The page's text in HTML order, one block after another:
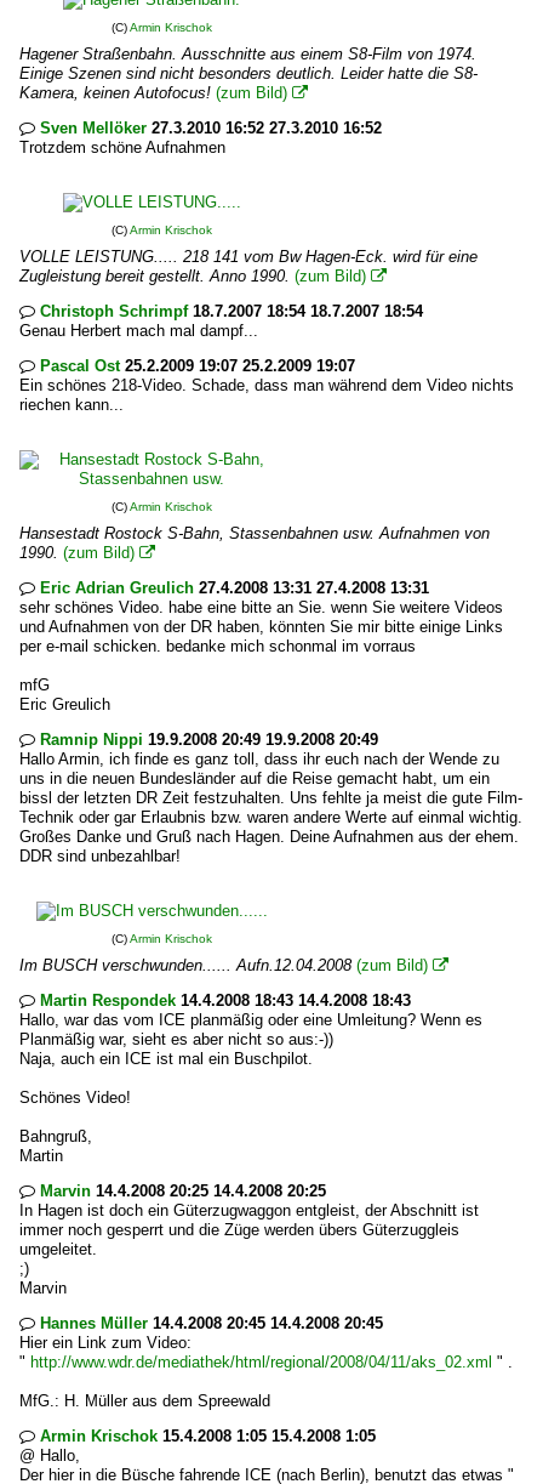
(C)Armin Krischok
Hagener Straßenbahn. Ausschnitte aus einem S8-Film von 1974.
Einige Szenen sind nicht besonders deutlich. Leider hatte die S8-
Kamera, keinen Autofocus! (zum Bild) 
 Sven Mellöker 27.3.2010 16:52 27.3.2010 16:52
Trotzdem schöne Aufnahmen
(C)Armin Krischok
VOLLE LEISTUNG..... 218 141 vom Bw Hagen-Eck. wird für eine
Zugleistung bereit gestellt. Anno 1990. (zum Bild) 
 Christoph Schrimpf18.7.2007 18:54 18.7.2007 18:54
Genau Herbert mach mal dampf...
 Pascal Ost25.2.2009 19:07 25.2.2009 19:07
Ein schönes 218-Video. Schade, dass man während dem Video nichts
riechen kann...
(C)Armin Krischok
Hansestadt Rostock S-Bahn, Stassenbahnen usw. Aufnahmen von
1990. (zum Bild) 
 Eric Adrian Greulich 27.4.2008 13:31 27.4.2008 13:31
sehr schönes Video. habe eine bitte an Sie. wenn Sie weitere Videos
und Aufnahmen von der DR haben, könnten Sie mir bitte einige Links
per e-mail schicken. bedanke mich schonmal im vorraus
mfG
Eric Greulich
 Ramnip Nippi 19.9.2008 20:49 19.9.2008 20:49
Hallo Armin, ich finde es ganz toll, dass ihr euch nach der Wende zu
uns in die neuen Bundesländer auf die Reise gemacht habt, um ein
bissl der letzten DR Zeit festzuhalten. Uns fehlte ja meist die gute Film-
Technik oder gar Erlaubnis bzw. waren andere Werte auf einmal wichtig.
Großes Danke und Gruß nach Hagen. Deine Aufnahmen aus der ehem.
DDR sind unbezahlbar!
(C)Armin Krischok
Im BUSCH verschwunden...... Aufn.12.04.2008 (zum Bild) 
 Martin Respondek 14.4.2008 18:43 14.4.2008 18:43
Hallo, war das vom ICE planmäßig oder eine Umleitung? Wenn es
Planmäßig war, sieht es aber nicht so aus:-))
Naja, auch ein ICE ist mal ein Buschpilot.
Schönes Video!
Bahngruß,
Martin
 Marvin 14.4.2008 20:25 14.4.2008 20:25
In Hagen ist doch ein Güterzugwaggon entgleist, der Abschnitt ist
immer noch gesperrt und die Züge werden übers Güterzuggleis
umgeleitet.
;)
Marvin
 Hannes Müller 14.4.2008 20:45 14.4.2008 20:45
Hier ein Link zum Video:
" http://www.wdr.de/mediathek/html/regional/2008/04/11/aks_02.xml " .
MfG.: H. Müller aus dem Spreewald
 Armin Krischok 15.4.2008 1:05 15.4.2008 1:05
@ Hallo,
Der hier in die Büsche fahrende ICE (nach Berlin), benutzt das etwas "